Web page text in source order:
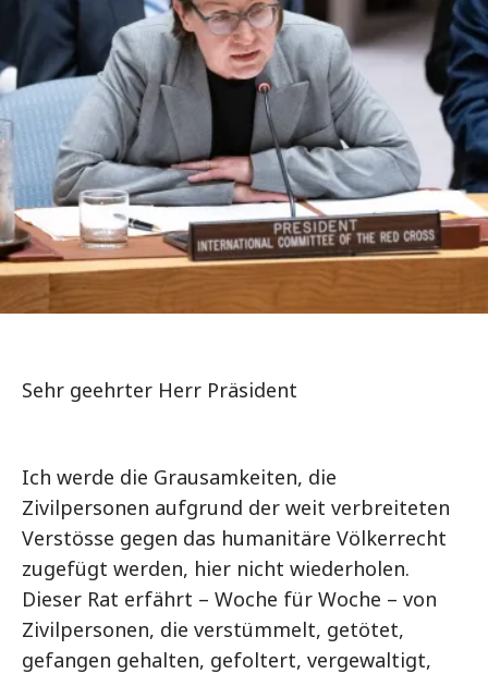
Sehr geehrter Herr Präsident
Ich werde die Grausamkeiten, die
Zivilpersonen aufgrund der weit verbreiteten
Verstösse gegen das humanitäre Völkerrecht
zugefügt werden, hier nicht wiederholen.
Dieser Rat erfährt – Woche für Woche – von
Zivilpersonen, die verstümmelt, getötet,
gefangen gehalten, gefoltert, vergewaltigt,